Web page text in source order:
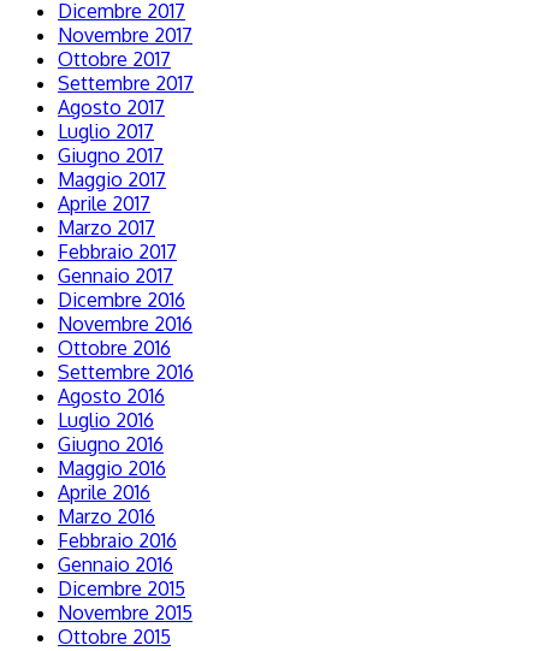
Dicembre 2017
Novembre 2017
Ottobre 2017
Settembre 2017
Agosto 2017
Luglio 2017
Giugno 2017
Maggio 2017
Aprile 2017
Marzo 2017
Febbraio 2017
Gennaio 2017
Dicembre 2016
Novembre 2016
Ottobre 2016
Settembre 2016
Agosto 2016
Luglio 2016
Giugno 2016
Maggio 2016
Aprile 2016
Marzo 2016
Febbraio 2016
Gennaio 2016
Dicembre 2015
Novembre 2015
Ottobre 2015